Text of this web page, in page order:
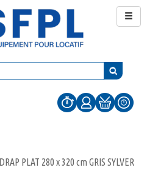
DRAP PLAT 280 x 320 cm GRIS SYLVER